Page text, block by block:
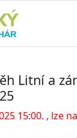
Litní a
15:00. , lze